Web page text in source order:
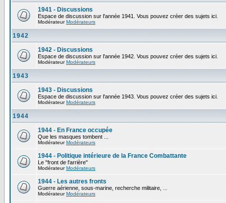
1941 - Discussions
Espace de discussion sur l'année 1941. Vous pouvez créer des sujets ici.
ModérateurModérateurs
1942
1942 - Discussions
Espace de discussion sur l'année 1942. Vous pouvez créer des sujets ici.
ModérateurModérateurs
1943
1943 - Discussions
Espace de discussion sur l'année 1943. Vous pouvez créer des sujets ici.
ModérateurModérateurs
1944
1944 - En France occupée
Que les masques tombent ...
ModérateurModérateurs
1944 - Politique intérieure de la France Combattante
Le "front de l'arrière"
ModérateurModérateurs
1944 - Les autres fronts
Guerre aérienne, sous-marine, recherche militaire, ...
ModérateurModérateurs